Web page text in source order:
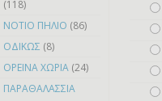
(118)
ΝΟΤΙΟ ΠΗΛΙΟ (86)
ΟΔΙΚΩΣ (8)
ΟΡΕΙΝΑ ΧΩΡΙΑ (24)
ΠΑΡΑΘΑΛΑΣΣΙΑ